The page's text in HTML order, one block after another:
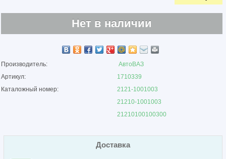
Нет в наличии
Производитель:
АвтоВАЗ
Артикул:
1710339
Каталожный номер:
2121-1001003
21210-1001003
21210100100300
Доставка